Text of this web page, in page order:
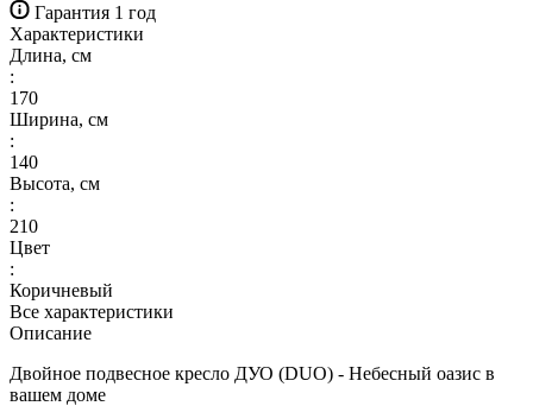
Гарантия 1 год
Характеристики
Длина, см
:
170
Ширина, см
:
140
Высота, см
:
210
Цвет
:
Коричневый
Все характеристики
Описание
Двойное подвесное кресло ДУО (DUO) - Небесный оазис в
вашем доме